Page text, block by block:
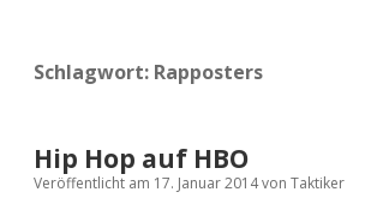
Schlagwort: Rapposters
Hip Hop auf HBO
Veröffentlicht am 17. Januar 2014von Taktiker